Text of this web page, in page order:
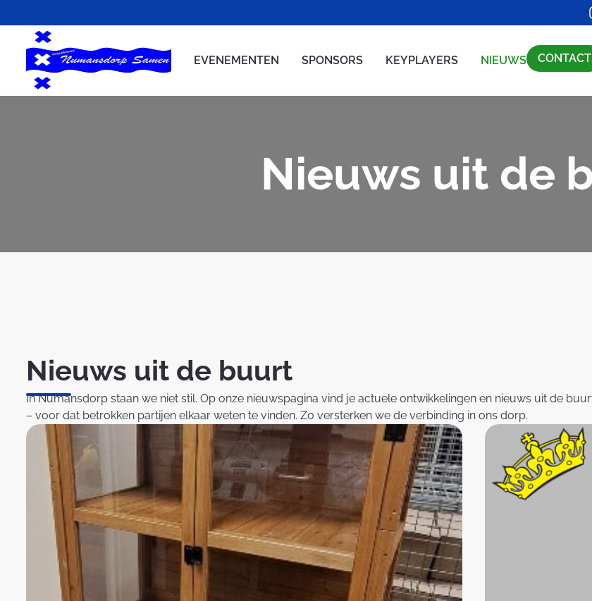
EVENEMENTEN SPONSORS KEYPLAYERS NIEUWS CONTACT
Nieuws uit de
Nieuws uit de buurt
In Numansdorp staan we niet stil. Op onze nieuwspagina vind je actuele ontwikkelingen en nieuws uit de
– voor dat betrokken partijen elkaar weten te vinden. Zo versterken we de verbinding in ons dorp.